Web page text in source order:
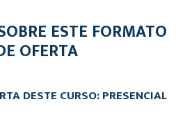
ESTE FORMATO
OFERTA
DESTE CURSO: PRESENCIAL